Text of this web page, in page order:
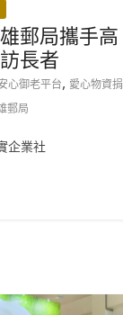
郵局攜手高
長者
心御老平台, 愛心物資捐
郵局
企業社